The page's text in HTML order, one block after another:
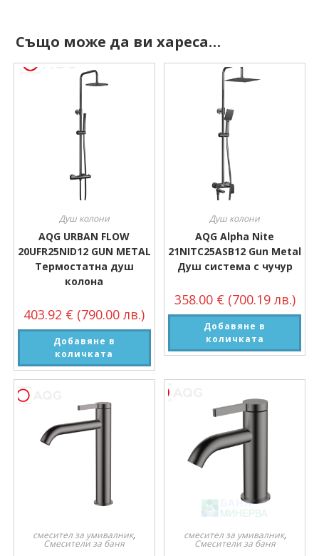
Също може да ви хареса…
Душ колони
AQG URBAN FLOW
20UFR25NID12 GUN METAL
Термостатна душ
колона
403.92 € (790.00 лв.)
Добавяне в
количката
Душ колони
AQG Alpha Nite
21NITC25ASB12 Gun Metal
Душ система с чучур
358.00 € (700.19 лв.)
Добавяне в
количката
смесител за умивалник,
Смесители за баня
смесител за умивалник,
Смесители за баня